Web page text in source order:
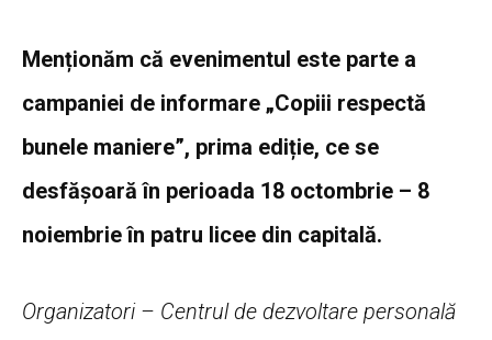
Menționăm că evenimentul este parte a
campaniei de informare „Copiii respectă
bunele maniere”, prima ediție, ce se
desfășoară în perioada 18 octombrie – 8
noiembrie în patru licee din capitală.
Organizatori – Centrul de dezvoltare personală